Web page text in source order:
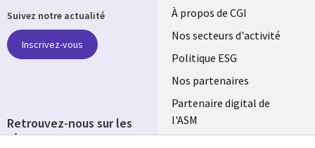
Useful
links
FRANCE
À propos de CGI
Nos secteurs d'activité
Politique ESG
Nos partenaires
Partenaire digital de
l'ASM
Suivez notre actualité
Inscrivez-vous
Retrouvez-nous sur les
réseaux